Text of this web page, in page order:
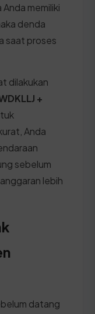
memiliki
denda
saat proses
dilakukan
+
Anda
sebelum
lebih
datang